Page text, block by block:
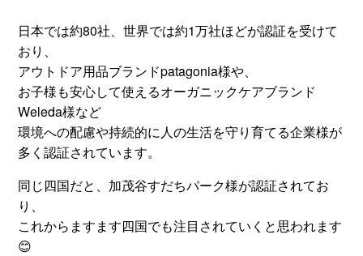
日本では約80社、世界では約1万社ほどが認証を受けて
おり、
アウトドア用品ブランドpatagonia様や、
お子様も安心して使えるオーガニックケアブランド
Weleda様など
環境への配慮や持続的に人の生活を守り育てる企業様が
多く認証されています。
同じ四国だと、加茂谷すだちパーク様が認証されてお
り、
これからますます四国でも注目されていくと思われます
😊